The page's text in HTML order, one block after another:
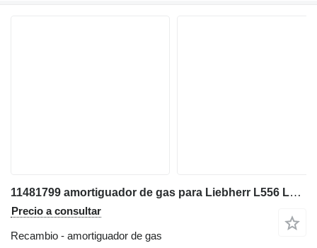
11481799 amortiguador de gas para Liebherr L556 L566 L576 L580 L586 cargadora de ruedas
Precio a consultar
Recambio - amortiguador de gas